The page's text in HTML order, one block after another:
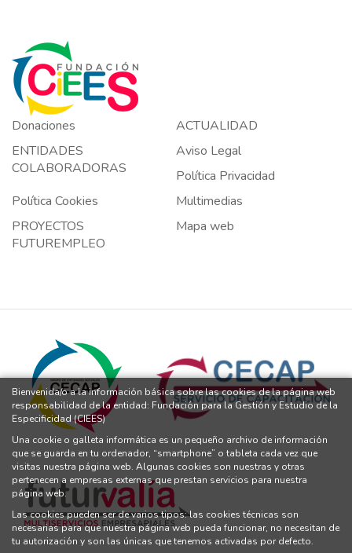
Donaciones
ACTUALIDAD
ENTIDADES
COLABORADORAS
Aviso Legal
Política Privacidad
Política Cookies
Multimedias
PROYECTOS
FUTUREMPLEO
Mapa web
Bienvenida/o a la información básica sobre las cookies de la página web
responsabilidad de la entidad: Fundación para la Gestión y Estudio de la
Especificidad (CIEES)
Una cookie o galleta informática es un pequeño archivo de información
que se guarda en tu ordenador, “smartphone” o tableta cada vez que
visitas nuestra página web. Algunas cookies son nuestras y otras
pertenecen a empresas externas que prestan servicios para nuestra
página web.
Las cookies pueden ser de varios tipos: las cookies técnicas son
necesarias para que nuestra página web pueda funcionar, no necesitan de
tu autorización y son las únicas que tenemos activadas por defecto.